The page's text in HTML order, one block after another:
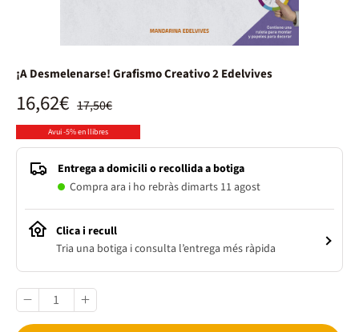
¡A Desmelenarse! Grafismo Creativo 2 Edelvives
17,50€
16,62€
Avui -5% en llibres
Entrega a domicili o recollida a botiga
Compra ara i ho rebràs dimarts 11 agost
Clica i recull
Tria una botiga i consulta l’entrega més ràpida